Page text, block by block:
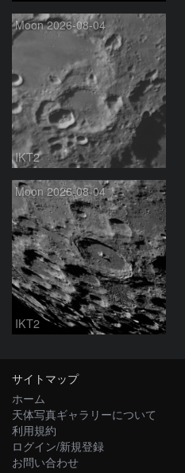
Moon 2026-08-04
IKT2
Moon 2026-08-04
IKT2
サイトマップ
ホーム
天体写真ギャラリーについて
利用規約
ログイン/新規登録
お問い合わせ